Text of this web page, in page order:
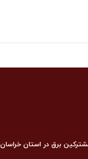
برق در استان خراسان